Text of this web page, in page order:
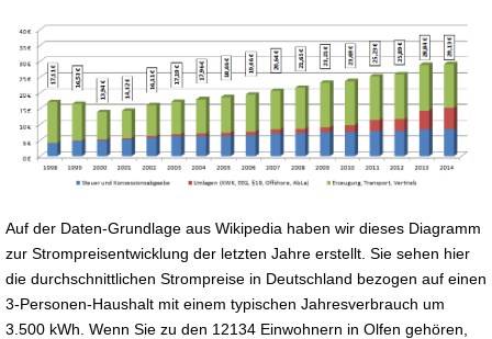
Auf der Daten-Grundlage aus Wikipedia haben wir dieses Diagramm
zur Strompreisentwicklung der letzten Jahre erstellt. Sie sehen hier
die durchschnittlichen Strompreise in Deutschland bezogen auf einen
3-Personen-Haushalt mit einem typischen Jahresverbrauch um
3.500 kWh. Wenn Sie zu den 12134 Einwohnern in Olfen gehören,